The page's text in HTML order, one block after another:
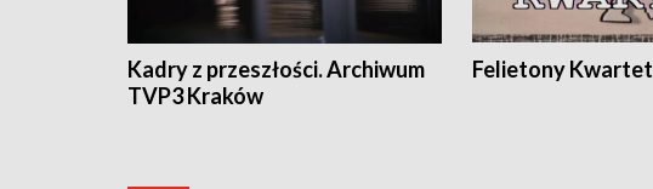
Kadry z przeszłości. Archiwum
TVP3 Kraków
Felietony Kwartet